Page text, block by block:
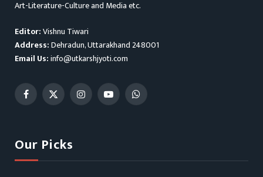
Art-Literature-Culture and Media etc.
Editor:Vishnu Tiwari
Address:Dehradun, Uttarakhand 248001
Email Us:info@utkarshjyoti.com
Facebook
X
InstagramYouTubeWhatsApp
Our Picks